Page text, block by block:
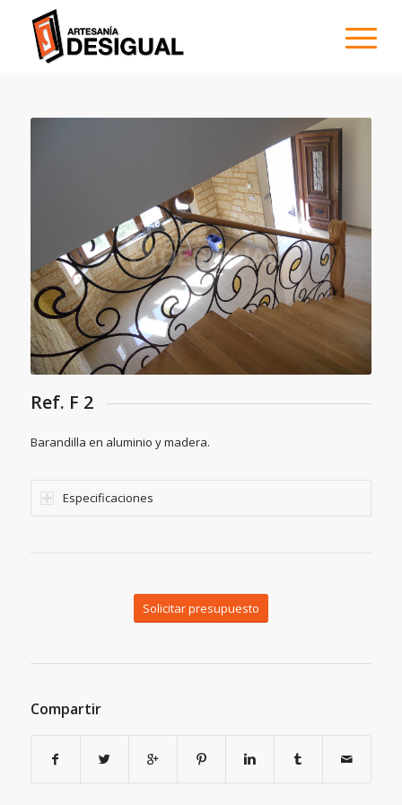
Ref. F 2
Barandilla en aluminio y madera.
Especificaciones
Solicitar presupuesto
Compartir